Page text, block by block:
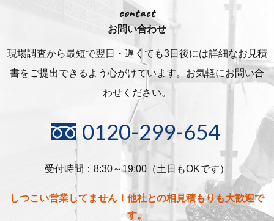
contact
お問い合わせ
現場調査から最短で翌日・遅くても3日後には詳細なお見積
書をご提出できるよう心がけています。お気軽にお問い合
わせください。
0120-299-654
受付時間：8:30～19:00（土日もOKです）
しつこい営業してません！他社との相見積もりも大歓迎で
す。